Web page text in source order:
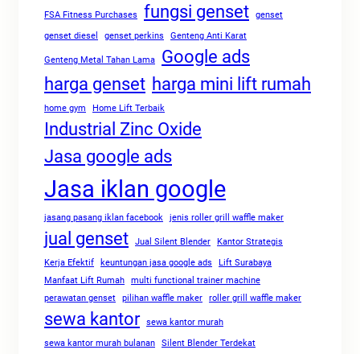
FSA Fitness Purchases fungsi genset
genset
genset diesel
genset perkins Genteng Anti Karat
Genteng Metal Tahan Lama
Google ads
harga genset harga mini lift rumah
home gym Home Lift Terbaik
Industrial Zinc Oxide
Jasa google ads
Jasa iklan google
jasang pasang iklan facebook jenis roller grill waffle maker
jual genset Jual Silent Blender
Kantor Strategis
Kerja Efektif
keuntungan jasa google ads
Lift Surabaya
Manfaat Lift Rumah
multi functional trainer machine
perawatan genset
pilihan waffle maker roller grill waffle maker
sewa kantor
sewa kantor murah
sewa kantor murah bulanan
Silent Blender Terdekat